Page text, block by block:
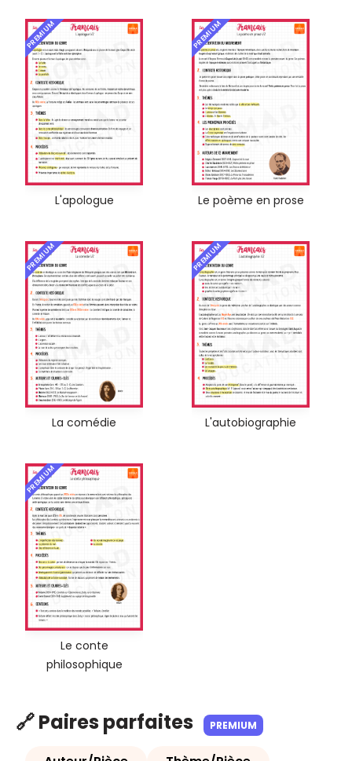
PREMIUM
L'apologue
PREMIUM
Le poème en prose
PREMIUM
La comédie
PREMIUM
L'autobiographie
PREMIUM
Le conte
philosophique
🔗 Paires parfaites PREMIUM